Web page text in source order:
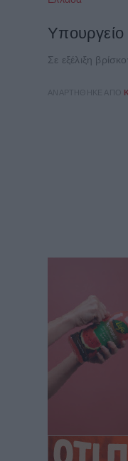
Υπουργείο
Σε εξέλιξη
ΑΝΑΡΤΉΘΗΚΕ ΑΠΌ